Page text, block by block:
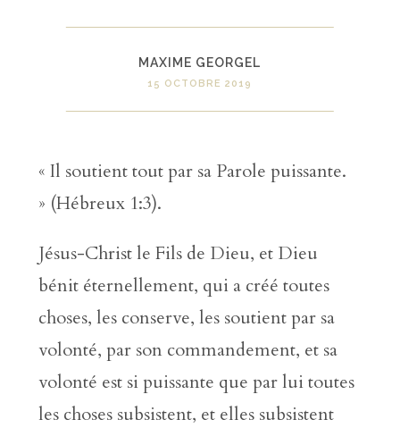
MAXIME GEORGEL
15 OCTOBRE 2019
« Il soutient tout par sa Parole puissante.
» (Hébreux 1:3).
Jésus-Christ le Fils de Dieu, et Dieu
bénit éternellement, qui a créé toutes
choses, les conserve, les soutient par sa
volonté, par son commandement, et sa
volonté est si puissante que par lui toutes
les choses subsistent, et elles subsistent